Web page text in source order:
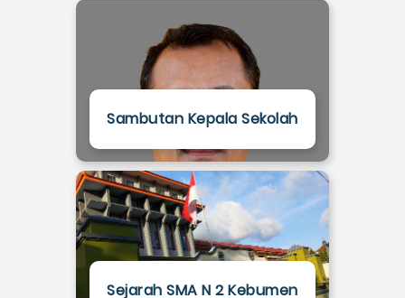
Sambutan Kepala Sekolah
Sejarah SMA N 2 Kebumen